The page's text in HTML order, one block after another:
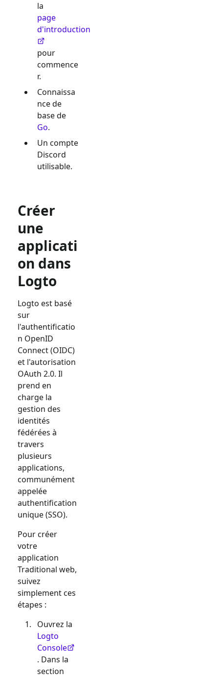
la
page
d'introduction
pour
commence
r.
Connaissa
nce de
base de
Go.
Un compte
Discord
utilisable.
Créer
une
applicati
on dans
Logto
Logto est basé
sur
l'authentificatio
n OpenID
Connect (OIDC)
et l'autorisation
OAuth 2.0. Il
prend en
charge la
gestion des
identités
fédérées à
travers
plusieurs
applications,
communément
appelée
authentification
unique (SSO).
Pour créer
votre
application
Traditional web,
suivez
simplement ces
étapes :
Ouvrez la
Logto
Console
. Dans la
section